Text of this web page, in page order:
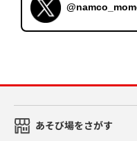
あそび場をさがす